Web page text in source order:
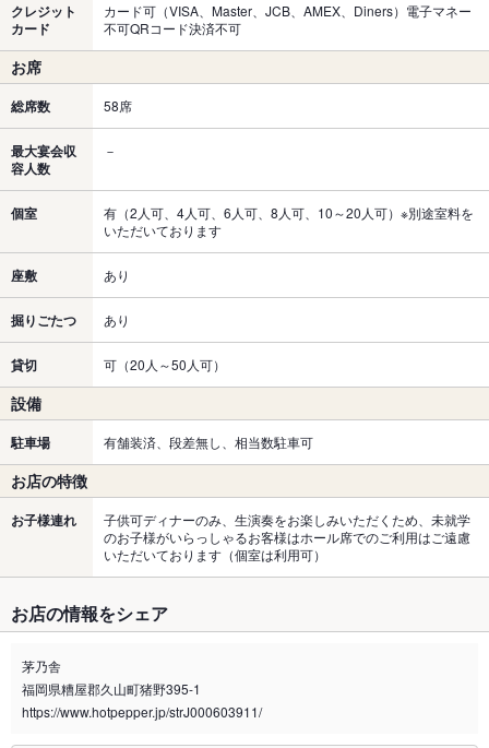
クレジット
カード
カード可（VISA、Master、JCB、AMEX、Diners）電子マネー
不可QRコード決済不可
お席
総席数 58席
最大宴会収
容人数
－
個室
有（2人可、4人可、6人可、8人可、10～20人可）※別途室料を
いただいております
座敷 あり
掘りごたつ あり
貸切 可（20人～50人可）
設備
駐車場 有舗装済、段差無し、相当数駐車可
お店の特徴
お子様連れ
子供可ディナーのみ、生演奏をお楽しみいただくため、未就学
のお子様がいらっしゃるお客様はホール席でのご利用はご遠慮
いただいております（個室は利用可）
お店の情報をシェア
茅乃舎
福岡県糟屋郡久山町猪野395-1
https://www.hotpepper.jp/strJ000603911/